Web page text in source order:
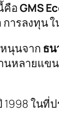
คือGMS
ารลงทุน
นุนจาก ธน
หลายแขน
1998 ใน